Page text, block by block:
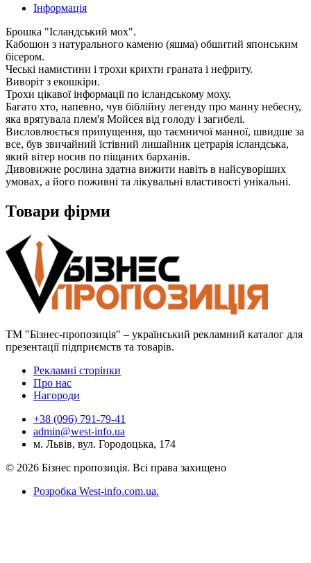
Інформація
Брошка "Ісландський мох".
Кабошон з натурального каменю (яшма) обшитий японським
бісером.
Чеські намистини і трохи крихти граната і нефриту.
Виворіт з екошкіри.
Трохи цікавої інформації по ісландському моху.
Багато хто, напевно, чув біблійну легенду про манну небесну,
яка врятувала плем'я Мойсея від голоду і загибелі.
Висловлюється припущення, що таємничої манної, швидше за
все, був звичайний їстівний лишайник цетрарія ісландська,
який вітер носив по піщаних барханів.
Дивовижне рослина здатна вижити навіть в найсуворіших
умовах, а його поживні та лікувальні властивості унікальні.
Товари фірми
ТМ "Бізнес-пропозиція" – український рекламний каталог для
презентації підприємств та товарів.
Рекламні сторінки
Про нас
Нагороди
+38 (096) 791-79-41
admin@west-info.ua
м. Львів, вул. Городоцька, 174
© 2026 Бізнес пропозиція. Всі права захищено
Розробка West-info.com.ua.